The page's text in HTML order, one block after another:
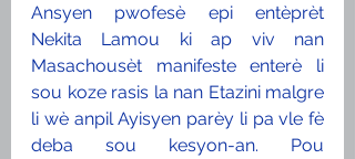
Ansyen pwofesè epi entèprèt
Nekita Lamou ki ap viv nan
Masachousèt manifeste enterè li
sou koze rasis la nan Etazini malgre
li wè anpil Ayisyen parèy li pa vle fè
deba sou kesyon-an. Pou